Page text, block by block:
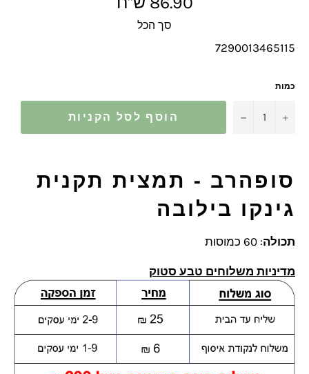
מלא
סך הכל
7290013465115
כמות
− + הוסף לסל הקניות
סופהרב - תמצית תקנית
גינקו בילובה
תכולה: 60 כמוסות
מדיניות משלוחים טבע סטוק